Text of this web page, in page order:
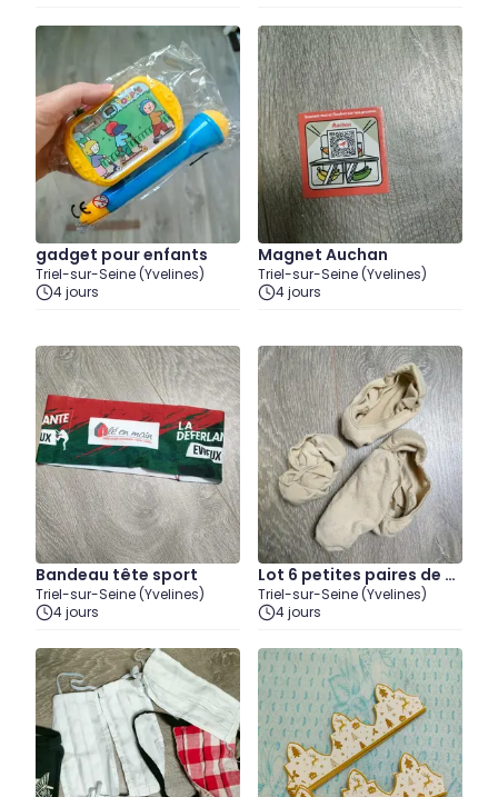
gadget pour enfants
Triel-sur-Seine (Yvelines)
4 jours
Magnet Auchan
Triel-sur-Seine (Yvelines)
4 jours
Bandeau tête sport
Triel-sur-Seine (Yvelines)
4 jours
Lot 6 petites paires de c
haussettes
Triel-sur-Seine (Yvelines)
4 jours